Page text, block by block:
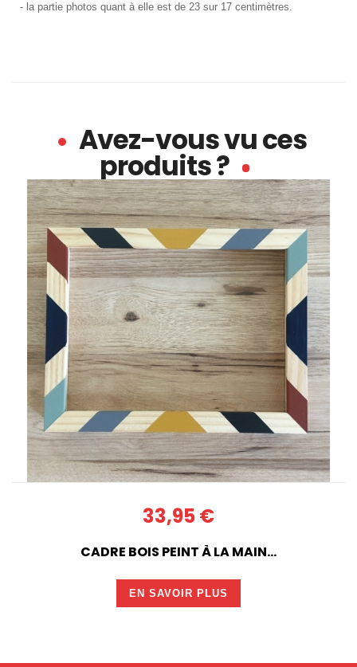
- la partie photos quant à elle est de 23 sur 17 centimètres.
Avez-vous vu ces
produits ?
33,95 €
CADRE BOIS PEINT À LA MAIN...
EN SAVOIR PLUS